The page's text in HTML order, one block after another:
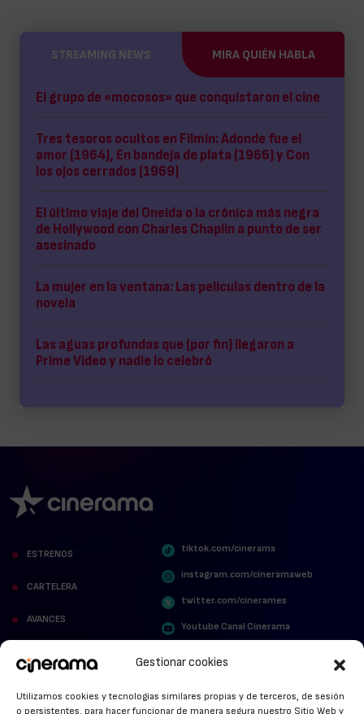
Gestionar cookies
Utilizamos cookies y tecnologías similares propias y de terceros, de sesión
o persistentes, para hacer funcionar de manera segura nuestro Sitio Web y
STREAMING NEWS MIRA QUIÉN HABLA
El grupo de «mocosos» que conquistaron el cine
Tres tesoros ocultos en Filmin: Adonde fue el
amor (1964), En bandeja de plata (1966) y Con
los ojos cerrados (1969)
El último viaje del Oneida o la crónica más negra
de Hollywood con Charles Chaplin a punto de ser
asesinado
La mujer en la ventana: Las películas dentro de la
novela
Las aguas profundas que (por fin) llegaron a
Prime Video y nadie lo celebró
ESTRENOS
CARTELERA
AVANCES
tiktok.com/cinerama
instagram.com/cineramaweb
twitter.com/cinerames
Youtube Canal Cinerama